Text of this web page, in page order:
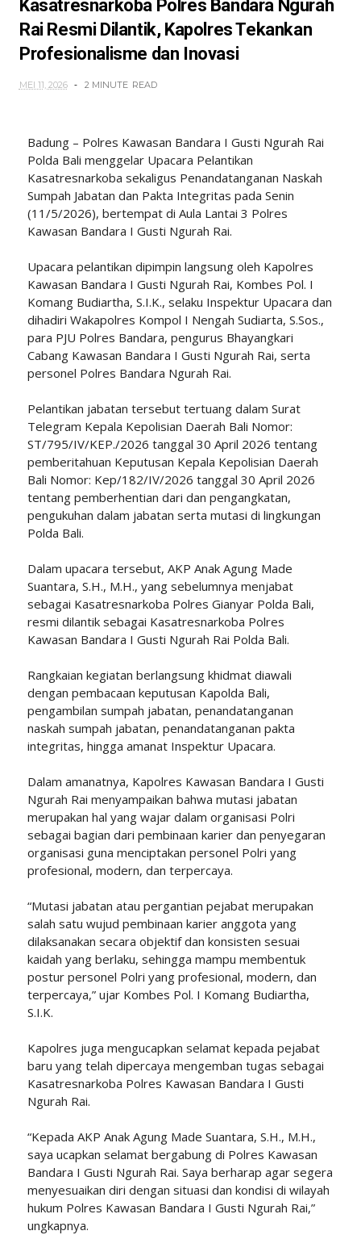
Kasatresnarkoba Polres Bandara Ngurah
Rai Resmi Dilantik, Kapolres Tekankan
Profesionalisme dan Inovasi
MEI 11, 2026 2 MINUTE READ
Badung – Polres Kawasan Bandara I Gusti Ngurah Rai
Polda Bali menggelar Upacara Pelantikan
Kasatresnarkoba sekaligus Penandatanganan Naskah
Sumpah Jabatan dan Pakta Integritas pada Senin
(11/5/2026), bertempat di Aula Lantai 3 Polres
Kawasan Bandara I Gusti Ngurah Rai.
Upacara pelantikan dipimpin langsung oleh Kapolres
Kawasan Bandara I Gusti Ngurah Rai, Kombes Pol. I
Komang Budiartha, S.I.K., selaku Inspektur Upacara dan
dihadiri Wakapolres Kompol I Nengah Sudiarta, S.Sos.,
para PJU Polres Bandara, pengurus Bhayangkari
Cabang Kawasan Bandara I Gusti Ngurah Rai, serta
personel Polres Bandara Ngurah Rai.
Pelantikan jabatan tersebut tertuang dalam Surat
Telegram Kepala Kepolisian Daerah Bali Nomor:
ST/795/IV/KEP./2026 tanggal 30 April 2026 tentang
pemberitahuan Keputusan Kepala Kepolisian Daerah
Bali Nomor: Kep/182/IV/2026 tanggal 30 April 2026
tentang pemberhentian dari dan pengangkatan,
pengukuhan dalam jabatan serta mutasi di lingkungan
Polda Bali.
Dalam upacara tersebut, AKP Anak Agung Made
Suantara, S.H., M.H., yang sebelumnya menjabat
sebagai Kasatresnarkoba Polres Gianyar Polda Bali,
resmi dilantik sebagai Kasatresnarkoba Polres
Kawasan Bandara I Gusti Ngurah Rai Polda Bali.
Rangkaian kegiatan berlangsung khidmat diawali
dengan pembacaan keputusan Kapolda Bali,
pengambilan sumpah jabatan, penandatanganan
naskah sumpah jabatan, penandatanganan pakta
integritas, hingga amanat Inspektur Upacara.
Dalam amanatnya, Kapolres Kawasan Bandara I Gusti
Ngurah Rai menyampaikan bahwa mutasi jabatan
merupakan hal yang wajar dalam organisasi Polri
sebagai bagian dari pembinaan karier dan penyegaran
organisasi guna menciptakan personel Polri yang
profesional, modern, dan terpercaya.
“Mutasi jabatan atau pergantian pejabat merupakan
salah satu wujud pembinaan karier anggota yang
dilaksanakan secara objektif dan konsisten sesuai
kaidah yang berlaku, sehingga mampu membentuk
postur personel Polri yang profesional, modern, dan
terpercaya,” ujar Kombes Pol. I Komang Budiartha,
S.I.K.
Kapolres juga mengucapkan selamat kepada pejabat
baru yang telah dipercaya mengemban tugas sebagai
Kasatresnarkoba Polres Kawasan Bandara I Gusti
Ngurah Rai.
“Kepada AKP Anak Agung Made Suantara, S.H., M.H.,
saya ucapkan selamat bergabung di Polres Kawasan
Bandara I Gusti Ngurah Rai. Saya berharap agar segera
menyesuaikan diri dengan situasi dan kondisi di wilayah
hukum Polres Kawasan Bandara I Gusti Ngurah Rai,”
ungkapnya.